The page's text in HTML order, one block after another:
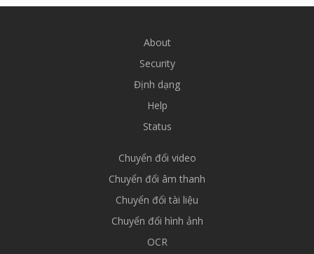
About
Security
Định dạng
Help
Status
Chuyển đổi video
Chuyển đổi âm thanh
Chuyển đổi tài liệu
Chuyển đổi hình ảnh
OCR